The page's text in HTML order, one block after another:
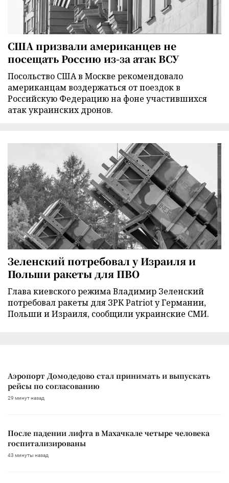
США призвали американцев не
посещать Россию из-за атак ВСУ
Посольство США в Москве рекомендовало
американцам воздержаться от поездок в
Российскую Федерацию на фоне участившихся
атак украинских дронов.
Зеленский потребовал у Израиля и
Польши ракеты для ПВО
Глава киевского режима Владимир Зеленский
потребовал ракеты для ЗРК Patriot у Германии,
Польши и Израиля, сообщили украинские СМИ.
Аэропорт Домодедово стал принимать и выпускать
рейсы по согласованию
29 минут назад
После падении лифта в Махачкале четыре человека
госпитализированы
43 минуты назад